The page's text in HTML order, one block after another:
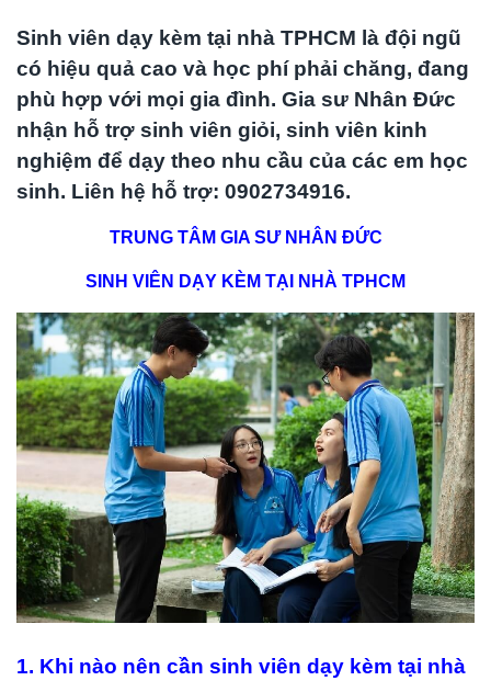
Sinh viên dạy kèm tại nhà TPHCM là đội ngũ
có hiệu quả cao và học phí phải chăng, đang
phù hợp với mọi gia đình. Gia sư Nhân Đức
nhận hỗ trợ sinh viên giỏi, sinh viên kinh
nghiệm để dạy theo nhu cầu của các em học
sinh. Liên hệ hỗ trợ: 0902734916.
TRUNG TÂM GIA SƯ NHÂN ĐỨC
SINH VIÊN DẠY KÈM TẠI NHÀ TPHCM
1. Khi nào nên cần sinh viên dạy kèm tại nhà